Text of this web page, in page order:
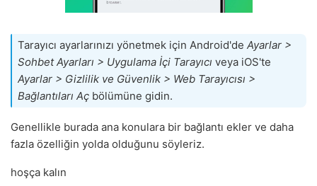
Tarayıcı ayarlarınızı yönetmek için Android'de Ayarlar >
Sohbet Ayarları > Uygulama İçi Tarayıcı veya iOS'te
Ayarlar > Gizlilik ve Güvenlik > Web Tarayıcısı >
Bağlantıları Aç bölümüne gidin.
Genellikle burada ana konulara bir bağlantı ekler ve daha
fazla özelliğin yolda olduğunu söyleriz.
hoşça kalın